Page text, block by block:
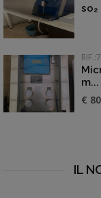
so₂
m...
€
IL